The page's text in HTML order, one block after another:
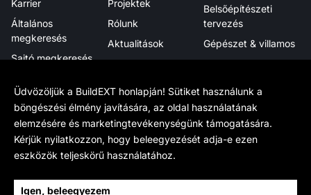
Karrier
Általános
megkeresés
Sajtó megkeresés
Projektek
Rólunk
Aktualitások
Megjelenéseink
elismerések
Belsőépítészeti
tervezés
Gépészet & villamos
Projektmenedzsment
Tudj meg többet
Munkamódszerünk
BIM Wikipedia
Hivatalos
Adatkezelés
Sajtóanyag
Kövess minket
LinkedIn
Üdvözöljük a BuildEXT honlapján! Sütiket használunk a
böngészési élmény javítására, az oldal használatának
elemzésére és marketingtevékenységünk támogatására.
Kérjük nyilatkozzon, hogy beleegyezését adja-e ezen
eszközök teljeskörű használatához.
Igen, beleegyezem